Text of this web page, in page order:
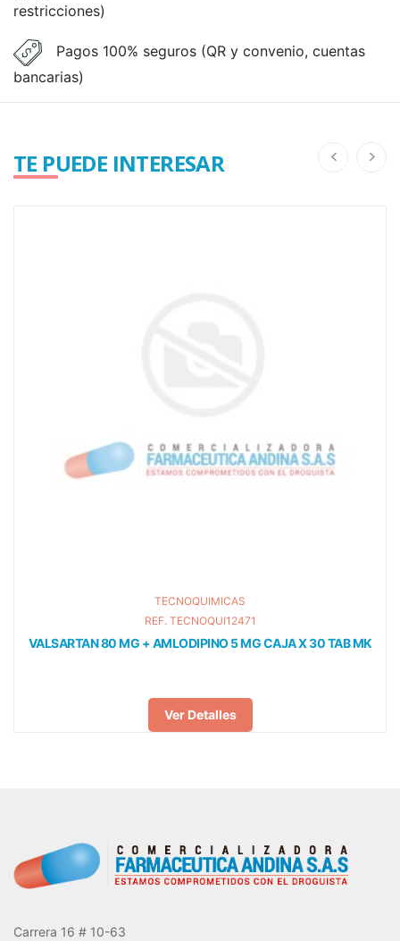
restricciones)
Pagos 100% seguros (QR y convenio, cuentas
bancarias)
TE PUEDE INTERESAR
TECNOQUIMICAS
REF. TECNOQUI12471
VALSARTAN 80 MG + AMLODIPINO 5 MG CAJA X 30 TAB MK
Ver Detalles
Carrera 16 # 10-63